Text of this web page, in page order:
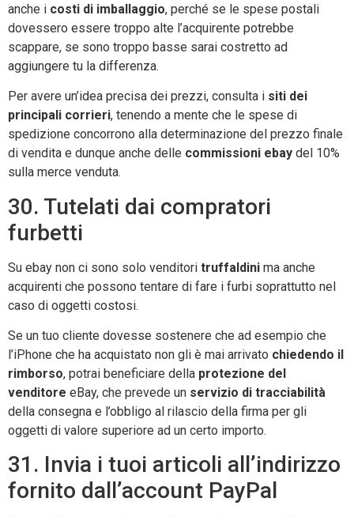
anche i costi di imballaggio, perché se le spese postali
dovessero essere troppo alte l’acquirente potrebbe
scappare, se sono troppo basse sarai costretto ad
aggiungere tu la differenza.
Per avere un’idea precisa dei prezzi, consulta i siti dei
principali corrieri, tenendo a mente che le spese di
spedizione concorrono alla determinazione del prezzo finale
di vendita e dunque anche delle commissioni ebay del 10%
sulla merce venduta.
30. Tutelati dai compratori
furbetti
Su ebay non ci sono solo venditori truffaldini ma anche
acquirenti che possono tentare di fare i furbi soprattutto nel
caso di oggetti costosi.
Se un tuo cliente dovesse sostenere che ad esempio che
l’iPhone che ha acquistato non gli è mai arrivato chiedendo il
rimborso, potrai beneficiare della protezione del
venditore eBay, che prevede un servizio di tracciabilità
della consegna e l’obbligo al rilascio della firma per gli
oggetti di valore superiore ad un certo importo.
31. Invia i tuoi articoli all’indirizzo
fornito dall’account PayPal